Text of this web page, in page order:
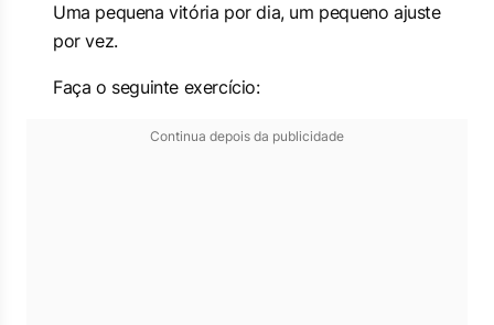
Uma pequena vitória por dia, um pequeno ajuste
por vez.
Faça o seguinte exercício:
Continua depois da publicidade